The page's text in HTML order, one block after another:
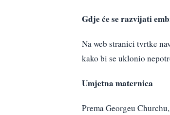
Gdje će se razvijati
Na web stranici tvrtke
kako bi se uklonio
Umjetna maternica
Prema Georgeu